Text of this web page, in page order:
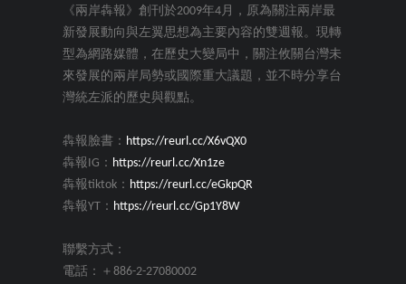
《兩岸犇報》創刊於2009年4月，原為關注兩岸最
新發展動向與左翼思想為主要內容的雙週報。現轉
型為網路媒體，在歷史大變局中，關注攸關台灣未
來發展的兩岸局勢或國際重大議題，並不時分享台
灣統左派的歷史與觀點。
犇報臉書： https://reurl.cc/X6vQX0
犇報IG： https://reurl.cc/Xn1ze
犇報tiktok： https://reurl.cc/eGkpQR
犇報YT： https://reurl.cc/Gp1Y8W
聯繫方式：
電話：＋886-2-27080002